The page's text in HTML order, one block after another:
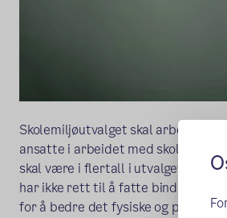
Skolemiljøutvalget skal arbeide for
ansatte i arbeidet med
skal være i flertall i utvalget.
har ikke rett til å fatte bindende
for å bedre det fysiske og